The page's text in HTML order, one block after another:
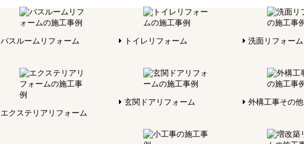
バスルームリフォーム トイレリフォーム 洗面リフォーム
エクステリアリフォーム
玄関ドアリフォーム 外構工事その他